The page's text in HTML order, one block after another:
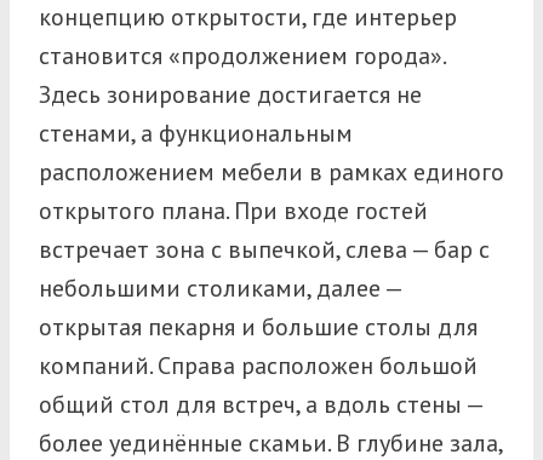
концепцию открытости, где интерьер
становится «продолжением города».
Здесь зонирование достигается не
стенами, а функциональным
расположением мебели в рамках единого
открытого плана. При входе гостей
встречает зона с выпечкой, слева — бар с
небольшими столиками, далее —
открытая пекарня и большие столы для
компаний.Справа расположен большой
общий стол для встреч, а вдоль стены —
более уединённые скамьи. В глубине зала,